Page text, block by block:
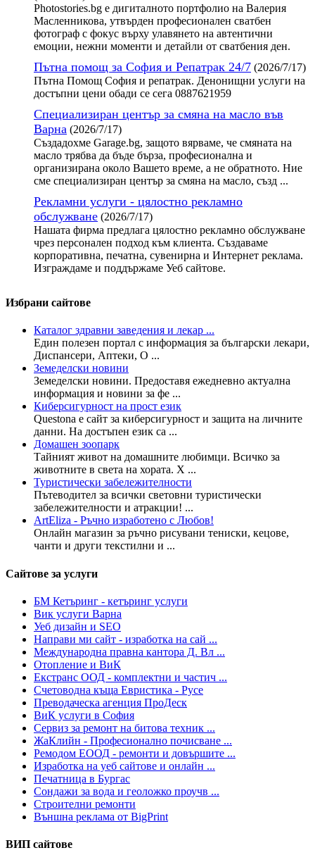
Photostories.bg е дигиталното портфолио на Валерия
Масленникова, утвърден професионален сватбен
фотограф с фокус върху улавянето на автентични
емоции, нежни моменти и детайли от сватбения ден.
Пътна помощ за София и Репатрак 24/7 (2026/7/17)
Пътна Помощ София и репатрак. Денонищни услуги на
достъпни цени обади се сега 0887621959
Специализиран център за смяна на масло във
Варна (2026/7/17)
Създадохме Garage.bg, защото вярваме, че смяната на
масло трябва да бъде бърза, професионална и
организирана около Вашето време, а не обратното. Ние
сме специализиран център за смяна на масло, създ ...
Рекламни услуги - цялостно рекламно
обслужване (2026/7/17)
Нашата фирма предлага цялостно рекламно обслужване
чрез персонален подход към клиента. Създаваме
корпоративна, печатна, сувенирна и Интернет реклама.
Изграждаме и поддържаме Уеб сайтове.
Избрани сайтове
Каталог здравни заведения и лекар ...
Един полезен портал с информация за български лекари,
Диспансери, Аптеки, О ...
Земеделски новини
Земеделски новини. Предоставя ежедневно актуална
информация и новини за фе ...
Киберсигурност на прост език
Questona е сайт за киберсигурност и защита на личните
данни. На достъпен език са ...
Домашен зоопарк
Тайният живот на домашните любимци. Всичко за
животните в света на хората. Х ...
Туристически забележителности
Пътеводител за всички световни туристически
забележителности и атракции! ...
ArtEliza - Ръчно изработено с Любов!
Онлайн магазин за ръчно рисувани тениски, кецове,
чанти и други текстилни и ...
Сайтове за услуги
БМ Кетъринг - кетъринг услуги
Вик услуги Варна
Уеб дизайн и SEO
Направи ми сайт - изработка на сай ...
Международна правна кантора Д. Вл ...
Отопление и ВиК
Екстранс ООД - комплектни и частич ...
Счетоводна къща Евристика - Русе
Преводаческа агенция ПроДеск
ВиК услуги в София
Сервиз за ремонт на битова техник ...
ЖаКлийн - Професионално почисване ...
Ремодом ЕООД - ремонти и довършите ...
Изработка на уеб сайтове и онлайн ...
Печатница в Бургас
Сондажи за вода и геоложко проучв ...
Строителни ремонти
Външна реклама от BigPrint
ВИП сайтове